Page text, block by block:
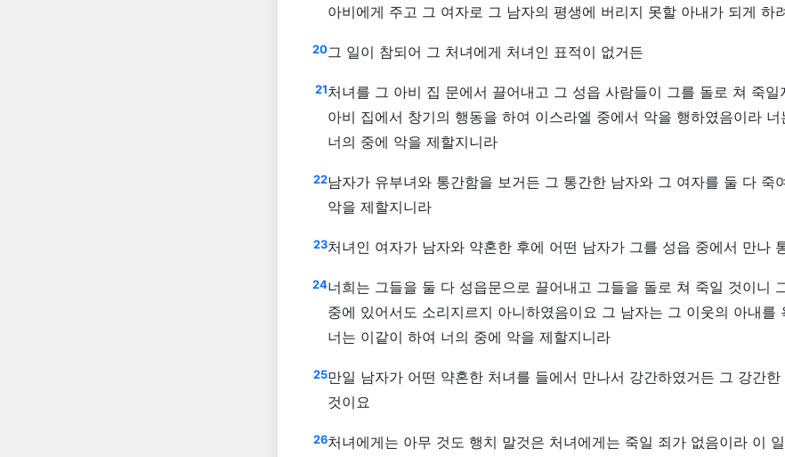
아비에게 주고 그 여자로 그 남자의 평생에 버리지 못할 아내가 되게 하
20그 일이 참되어 그 처녀에게 처녀인 표적이 없거든
21처녀를 그 아비 집 문에서 끌어내고 그 성읍 사람들이 그를 돌로 쳐 죽일
아비 집에서 창기의 행동을 하여 이스라엘 중에서 악을 행하였음이라 너
너의 중에 악을 제할지니라
22남자가 유부녀와 통간함을 보거든 그 통간한 남자와 그 여자를 둘 다 죽
악을 제할지니라
23처녀인 여자가 남자와 약혼한 후에 어떤 남자가 그를 성읍 중에서 만나
24너희는 그들을 둘 다 성읍문으로 끌어내고 그들을 돌로 쳐 죽일 것이니
중에 있어서도 소리지르지 아니하였음이요 그 남자는 그 이웃의 아내를
너는 이같이 하여 너의 중에 악을 제할지니라
25만일 남자가 어떤 약혼한 처녀를 들에서 만나서 강간하였거든 그 강간한
것이요
26처녀에게는 아무 것도 행치 말것은 처녀에게는 죽일 죄가 없음이라 이